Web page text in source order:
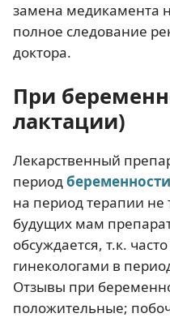
замена медикамента
полное следование
доктора.
При
лактации)
Лекарственный
периодбеременности
на период терапии не
будущих мам
обсуждается, т.к.
гинекологами в
Отзывы при
положительные;